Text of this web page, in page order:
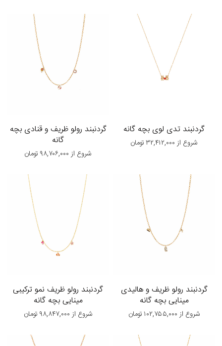
گردنبند تدی لوی بچه گانه
شروع از ۳۲,۴۱۲,۰۰۰تومان
گردنبند رولو ظریف و قنادی بچه
گانه
شروع از ۹۸,۷۰۶,۰۰۰ تومان
گردنبند رولو ظریف و هالیدی
مینایی بچه گانه
شروع از ۱۰۲,۷۵۵,۰۰۰ تومان
گردنبند رولو ظریف نمو ترکیبی
مینایی بچه گانه
شروع از ۹۸,۸۴۷,۰۰۰ تومان